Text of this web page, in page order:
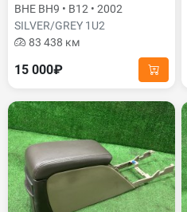
BHE BH9 • B12 • 2002
SILVER/GREY 1U2
83 438 км
15 000₽